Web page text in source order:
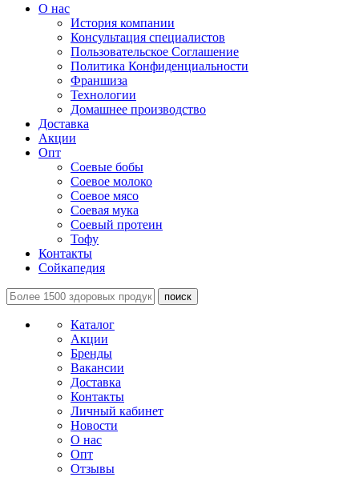
О нас
История компании
Консультация специалистов
Пользовательское Соглашение
Политика Конфиденциальности
Франшиза
Технологии
Домашнее производство
Доставка
Акции
Опт
Соевые бобы
Соевое молоко
Соевое мясо
Соевая мука
Соевый протеин
Тофу
Контакты
Сойкапедия
поиск
Каталог
Акции
Бренды
Вакансии
Доставка
Контакты
Личный кабинет
Новости
О нас
Опт
Отзывы